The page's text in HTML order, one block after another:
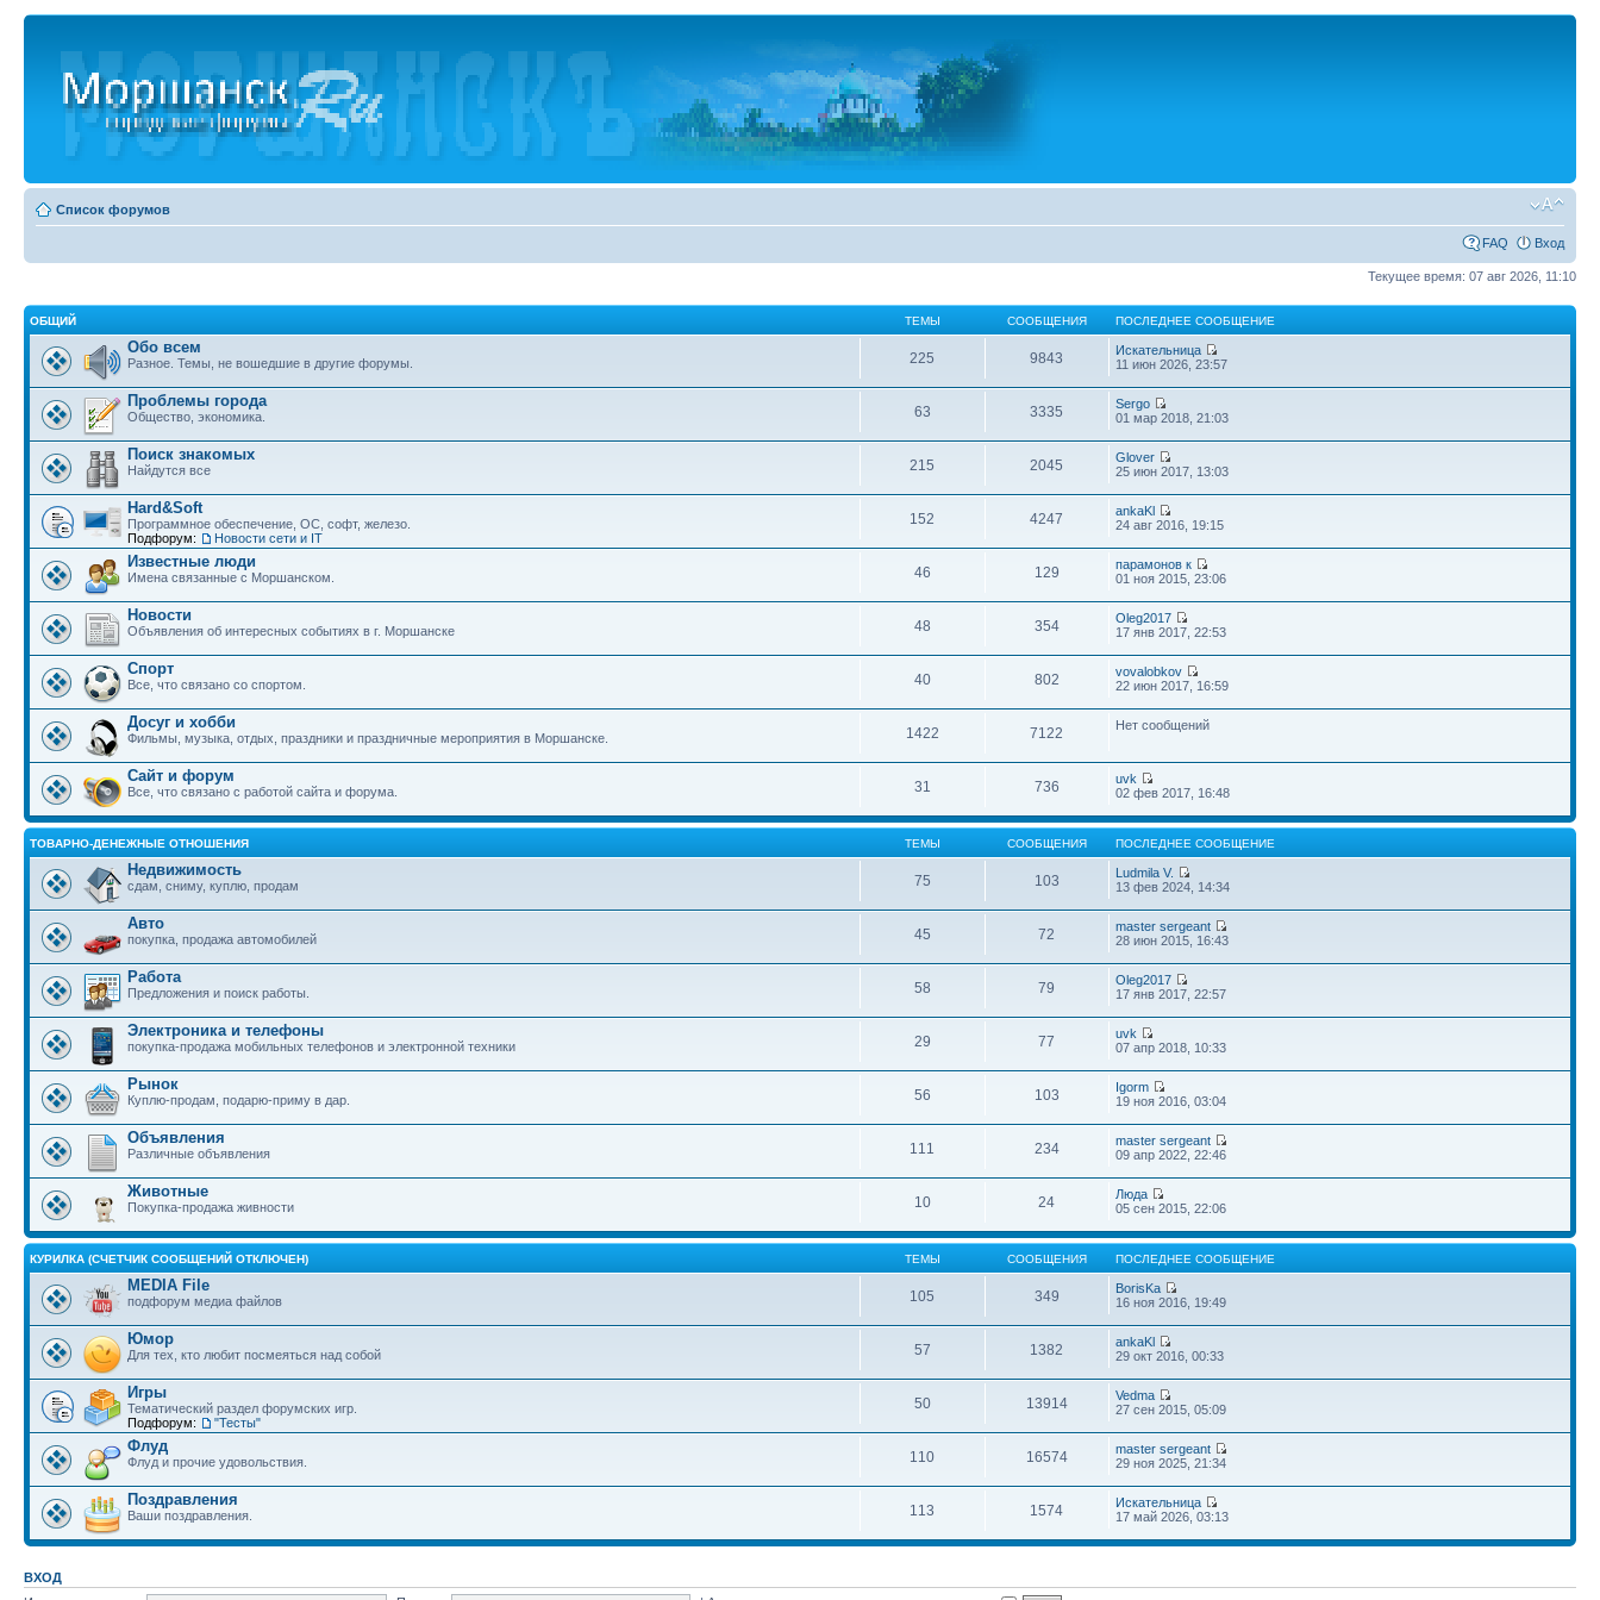
Список форумов
FAQ Вход
Текущее время: 07 авг 2026, 11:10
ОБЩИЙ ТЕМЫ СООБЩЕНИЯ ПОСЛЕДНЕЕ СООБЩЕНИЕ
Обо всем
Разное. Темы, не вошедшие в другие форумы. 225 9843
Искательница
11 июн 2026, 23:57
Проблемы города
Общество, экономика. 63 3335
Sergo
01 мар 2018, 21:03
Поиск знакомых
Найдутся все 215 2045
Glover
25 июн 2017, 13:03
Hard&Soft
Программное обеспечение, ОС, софт, железо.
Подфорум:
Новости сети и IT
152 4247
ankaKl
24 авг 2016, 19:15
Известные люди
Имена связанные с Моршанском. 46 129
парамонов к
01 ноя 2015, 23:06
Новости
Объявления об интересных событиях в г. Моршанске 48 354
Oleg2017
17 янв 2017, 22:53
Спорт
Все, что связано со спортом. 40 802
vovalobkov
22 июн 2017, 16:59
Досуг и хобби
Фильмы, музыка, отдых, праздники и праздничные мероприятия в Моршанске. 1422 7122 Нет сообщений
Сайт и форум
Все, что связано с работой сайта и форума. 31 736
uvk
02 фев 2017, 16:48
ТОВАРНО-ДЕНЕЖНЫЕ ОТНОШЕНИЯ ТЕМЫ СООБЩЕНИЯ ПОСЛЕДНЕЕ СООБЩЕНИЕ
Недвижимость
сдам, сниму, куплю, продам 75 103
Ludmila V.
13 фев 2024, 14:34
Авто
покупка, продажа автомобилей 45 72
master sergeant
28 июн 2015, 16:43
Работа
Предложения и поиск работы. 58 79
Oleg2017
17 янв 2017, 22:57
Электроника и телефоны
покупка-продажа мобильных телефонов и электронной техники 29 77
uvk
07 апр 2018, 10:33
Рынок
Куплю-продам, подарю-приму в дар. 56 103
Igorm
19 ноя 2016, 03:04
Объявления
Различные объявления 111 234
master sergeant
09 апр 2022, 22:46
Животные
Покупка-продажа живности 10 24
Люда
05 сен 2015, 22:06
КУРИЛКА (СЧЕТЧИК СООБЩЕНИЙ ОТКЛЮЧЕН) ТЕМЫ СООБЩЕНИЯ ПОСЛЕДНЕЕ СООБЩЕНИЕ
MEDIA File
подфорум медиа файлов 105 349
BorisKa
16 ноя 2016, 19:49
Юмор
Для тех, кто любит посмеяться над собой 57 1382
ankaKl
29 окт 2016, 00:33
Игры
Тематический раздел форумских игр.
Подфорум:
"Тесты"
50 13914
Vedma
27 сен 2015, 05:09
Флуд
Флуд и прочие удовольствия. 110 16574
master sergeant
29 ноя 2025, 21:34
Поздравления
Ваши поздравления. 113 1574
Искательница
17 май 2026, 03:13
ВХОД